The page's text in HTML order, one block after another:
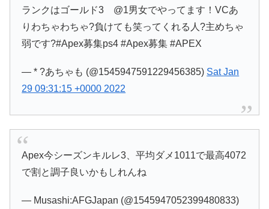
ランクはゴールド3 @1男女でやってます！VCあ
りわちゃわちゃ?負けても笑ってくれる人?主めちゃ
弱です?#Apex募集ps4 #Apex募集 #APEX
— * ?あちゃも (@1545947591229456385) Sat Jan
29 09:31:15 +0000 2022
Apex今シーズンキルレ3、平均ダメ1011で最高4072
で割と調子良いかもしれんね
— Musashi:AFGJapan (@1545947052399480833)